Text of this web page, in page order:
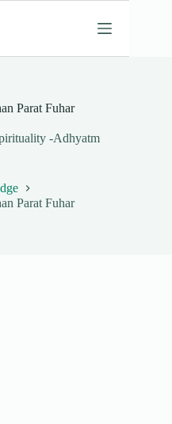
Parat Fuhar
-Adhyatm
Parat Fuhar